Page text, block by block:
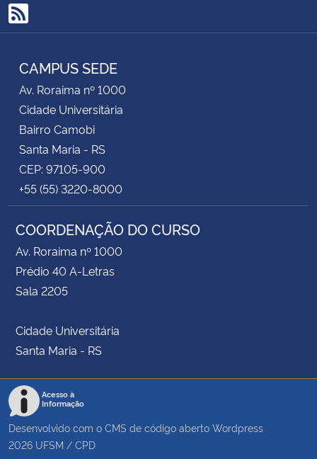
RSS
CAMPUS SEDE
Av. Roraima nº 1000
Cidade Universitária
Bairro Camobi
Santa Maria - RS
CEP: 97105-900
+55 (55) 3220-8000
COORDENAÇÃO DO CURSO
Av. Roraima nº 1000
Prédio 40 A-Letras
Sala 2205
Cidade Universitária
Santa Maria - RS
Acesso à
Informação
Desenvolvido com o CMS de código aberto Wordpress
2026 UFSM / CPD